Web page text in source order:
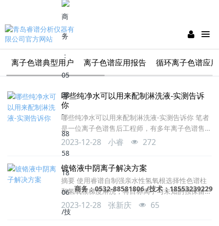
商务：0532-88581806 /技术：18553239229
离子色谱典型用户 离子色谱应用报告 循环离子色谱应
哪些纯净水可以用来配制淋洗液-实测告诉
你
哪些纯净水可以用来配制淋洗液-实测告诉你 笔者
是一位离子色谱售后工程师，有多年离子色谱售后
工作经验，在多次新机安装调试现场中，发现初次
开机存在电导高的情况，经排查，这种情况大多是
用要求造成的，而要求用户采购超纯水机或是改进
现场水质通常不能马上实现，所以在遇到这种情况
时，会去超市买现成的瓶装纯净水来代替。可是市
场上不同品牌饮用纯净水中离子含量并不相同，在
离
2023-12-28 小睿 272
镀铬液中阴离子解决方案
摘要 使用睿谱自制强亲水性氢氧根选择性色谱柱
和氢氧根梯度淋洗，将目标离子与未知的强保留离
子一次性同时分离，样品前处理简单快速，是测定
镀铬液中阴离子的优选方法 色谱条件：离子色谱
2023-12-28 张新庆 65